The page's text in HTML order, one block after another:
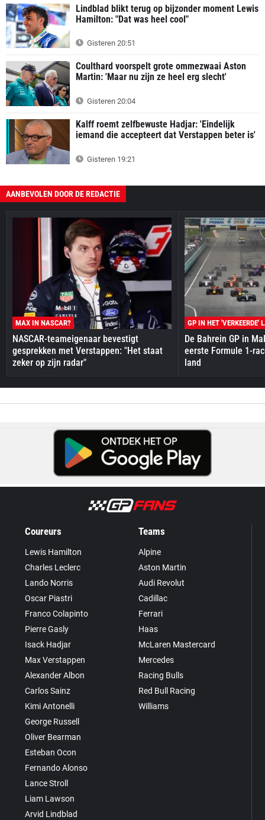
Lindblad blikt terug op bijzonder moment Lewis
Hamilton: "Dat was heel cool"
Gisteren 20:51
Coulthard voorspelt grote ommezwaai Aston
Martin: 'Maar nu zijn ze heel erg slecht'
Gisteren 20:04
Kalff roemt zelfbewuste Hadjar: 'Eindelijk
iemand die accepteert dat Verstappen beter is'
Gisteren 19:21
AANBEVOLEN DOOR DE REDACTIE
MAX IN NASCAR?
NASCAR-teameigenaar bevestigt
gesprekken met Verstappen: "Het staat
zeker op zijn radar"
GP IN HET 'VERKEERDE'
De Bahrein GP in
eerste Formule 1-
land
Coureurs
Lewis Hamilton
Charles Leclerc
Lando Norris
Oscar Piastri
Franco Colapinto
Pierre Gasly
Isack Hadjar
Max Verstappen
Alexander Albon
Carlos Sainz
Kimi Antonelli
George Russell
Oliver Bearman
Esteban Ocon
Fernando Alonso
Lance Stroll
Liam Lawson
Arvid Lindblad
Teams
Alpine
Aston Martin
Audi Revolut
Cadillac
Ferrari
Haas
McLaren Mastercard
Mercedes
Racing Bulls
Red Bull Racing
Williams